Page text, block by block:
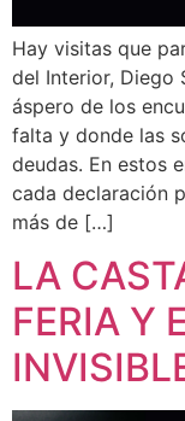
Hay visitas que
del Interior, Diego
áspero de los
falta y donde las
deudas. En estos
cada declaración
más de […]
LA
FERIA Y